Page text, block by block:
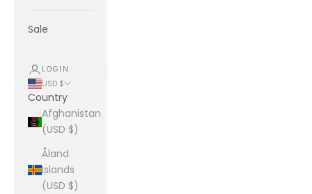
Sale
LOGIN
USD $
Country
Afghanistan
(USD $)
Åland
Islands
(USD $)